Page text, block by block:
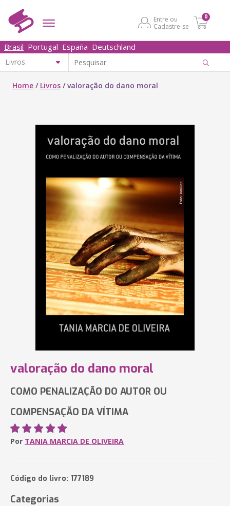
Entre ou
Cadastre-se
0
Brasil Portugal España Deutschland
Home / Livros /valoração do dano moral
valoração do dano moral
COMO PENALIZAÇÃO DO AUTOR OU
COMPENSAÇÃO DA VÍTIMA
Por TANIA MARCIA DE OLIVEIRA
Código do livro: 177189
Categorias